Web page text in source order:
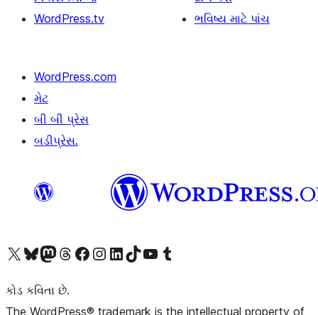
WordPress.tv
ભવિષ્ય માટે પાંચ
WordPress.com
મેટ
બી બી પ્રેસ
બડીપ્રેસ.
અમારા X (અગાઉ ટ્વિટર) એકાઉન્ટની મુલાકાત લોઅમારા Bluesky એકાઉન્ટની મુલાકાત લોઅમારા માસ્ટોડોન એકાઉન્ટની મુલાકાત લોઅમારા Threads એકાઉન્ટની મુલાકાત લો અમારા ફેસબુક પેજની મુલાકાત લોઅમારા ઇન્સ્ટાગ્રામ એકાઉન્ટની મુલાકાત લો અમારા LinkedIn એકાઉન્ટની મુલાકાત લોઅમારા TikTok એકાઉન્ટની મુલાકાત લોઅમારી YouTube ચેનલની મુલાકાત લો અમારા Tumblr એકાઉન્ટની મુલાકાત લો
કોડ કવિતા છે.
The WordPress® trademark is the intellectual property of